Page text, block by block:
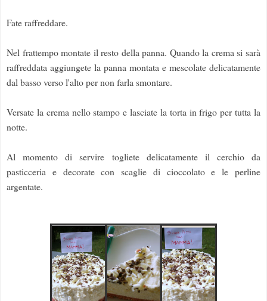
Fate raffreddare.
Nel frattempo montate il resto della panna. Quando la crema si sarà
raffreddata aggiungete la panna montata e mescolate delicatamente
dal basso verso l'alto per non farla smontare.
Versate la crema nello stampo e lasciate la torta in frigo per tutta la
notte.
Al momento di servire togliete delicatamente il cerchio da
pasticceria e decorate con scaglie di cioccolato e le perline
argentate.